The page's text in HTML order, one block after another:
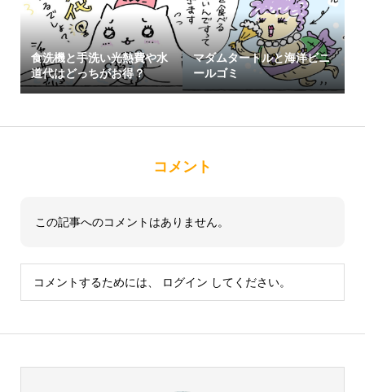
食洗機と手洗い光熱費や水
道代はどっちがお得？
マダムタートルと海洋ビニ
ールゴミ
コメント
この記事へのコメントはありません。
コメントするためには、 ログイン してください。